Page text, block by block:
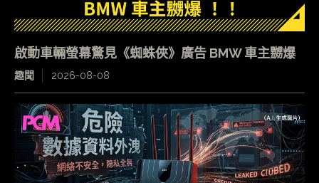
啟動車輛螢幕驚見《蜘蛛俠》廣告 BMW 車主嬲爆
趣聞 2026-08-08